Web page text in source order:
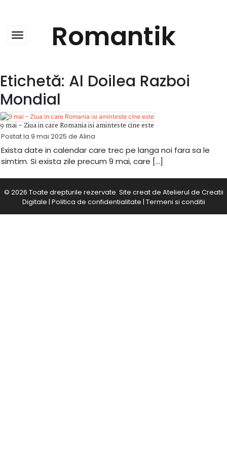
Romantik
Etichetă: Al Doilea Razboi
Mondial
9 mai – Ziua in care Romania isi aminteste cine este
Postat la 9 mai 2025 de Alina
Exista date in calendar care trec pe langa noi fara sa le
simtim. Si exista zile precum 9 mai, care […]
© 2026 Toate drepturile rezervate. Site creat de Atelierul de Creatii
Digitale | Politica de confidentialitate | Termeni si conditii